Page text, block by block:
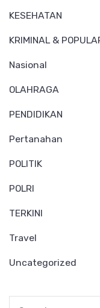
KESEHATAN
KRIMINAL &
Nasional
OLAHRAGA
PENDIDIKAN
Pertanahan
POLITIK
POLRI
TERKINI
Travel
Uncategorized